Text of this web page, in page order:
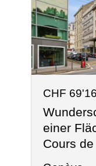
CHF
einer
Cours